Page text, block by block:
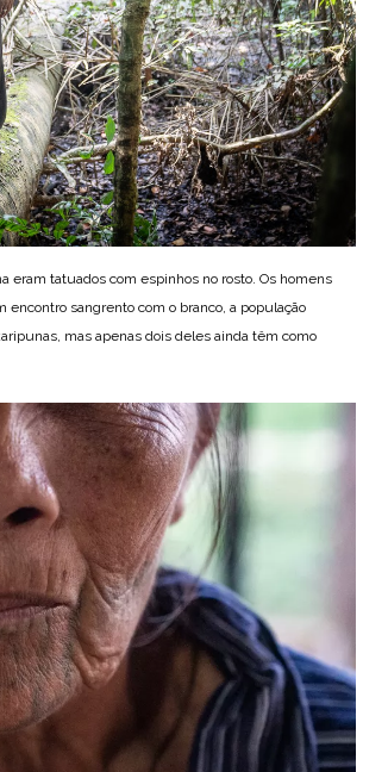
eram tatuados com espinhos no rosto. Os homens
sangrento com o branco, a população
mas apenas dois deles ainda têm como